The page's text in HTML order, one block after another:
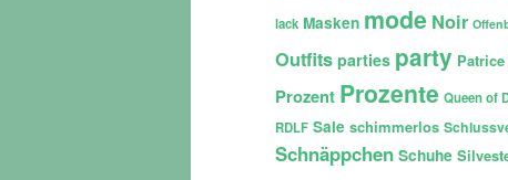
lack Masken mode Noir
Outfits parties party Patrice
Prozent Prozente Queen of
RDLF Sale schimmerlos
Schnäppchen Schuhe